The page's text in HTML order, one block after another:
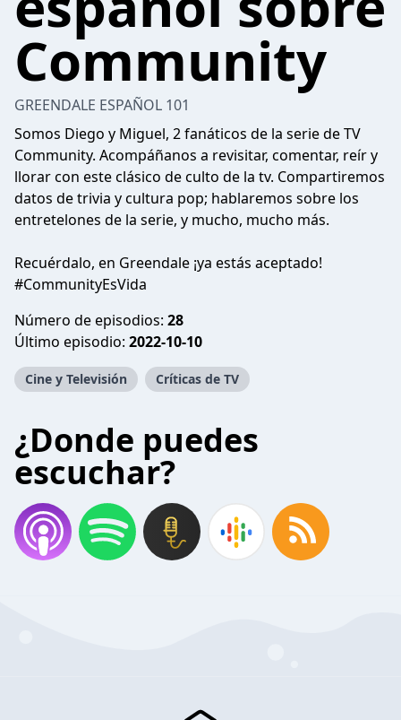
Community
GREENDALE ESPAÑOL 101
Somos Diego y Miguel, 2 fanáticos de la serie de TV
Community. Acompáñanos a revisitar, comentar, reír y
llorar con este clásico de culto de la tv. Compartiremos
datos de trivia y cultura pop; hablaremos sobre los
entretelones de la serie, y mucho, mucho más.
Recuérdalo, en Greendale ¡ya estás aceptado!
#CommunityEsVida
Número de episodios: 28
Último episodio: 2022-10-10
Cine y Televisión Críticas de TV
¿Donde puedes
escuchar?